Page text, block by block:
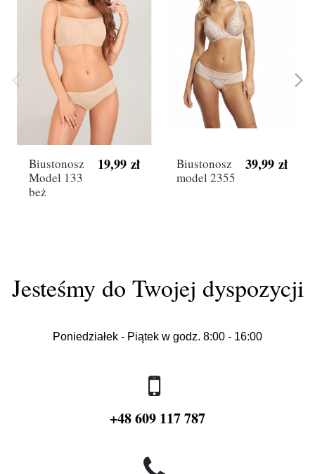
Biustonosz
Model 133
beż
19,99 zł
Biustonosz
model 2355
39,99 zł
Jesteśmy do Twojej dyspozycji
Poniedziałek - Piątek w godz. 8:00 - 16:00
+48 609 117 787